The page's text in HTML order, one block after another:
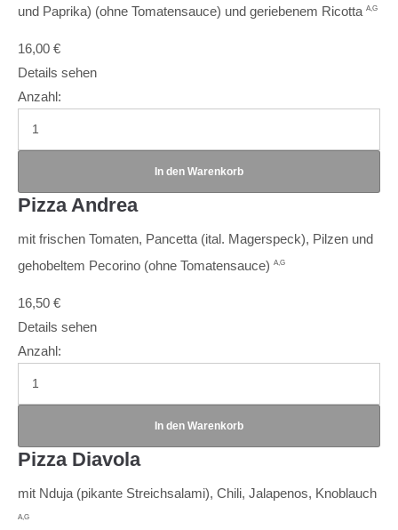
und Paprika) (ohne Tomatensauce) und geriebenem Ricotta A,G
16,00 €
Details sehen
Anzahl:
Pizza Andrea
mit frischen Tomaten, Pancetta (ital. Magerspeck), Pilzen und
gehobeltem Pecorino (ohne Tomatensauce) A,G
16,50 €
Details sehen
Anzahl:
Pizza Diavola
mit Nduja (pikante Streichsalami), Chili, Jalapenos, Knoblauch
A,G